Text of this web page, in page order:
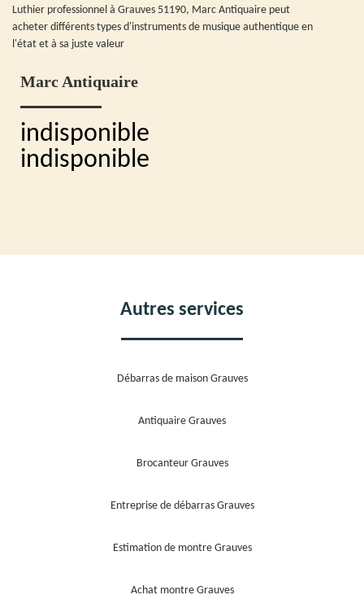
Luthier professionnel à Grauves 51190, Marc Antiquaire peut
acheter différents types d'instruments de musique authentique en
l'état et à sa juste valeur
Marc Antiquaire
indisponible
indisponible
Autres services
Débarras de maison Grauves
Antiquaire Grauves
Brocanteur Grauves
Entreprise de débarras Grauves
Estimation de montre Grauves
Achat montre Grauves